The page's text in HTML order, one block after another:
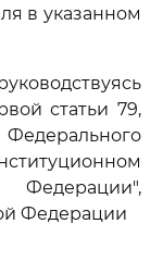
в указанном
статьи 79,
Федерации